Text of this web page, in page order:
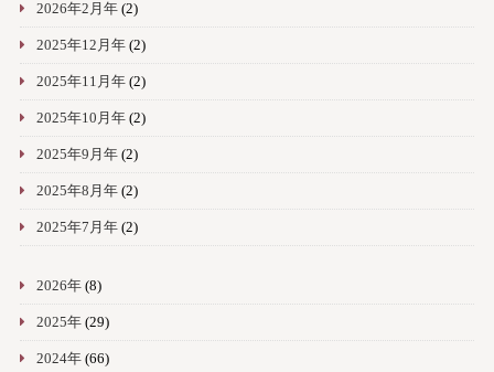
2026年2月年(2)
2025年12月年(2)
2025年11月年(2)
2025年10月年(2)
2025年9月年(2)
2025年8月年(2)
2025年7月年(2)
2026年(8)
2025年(29)
2024年(66)